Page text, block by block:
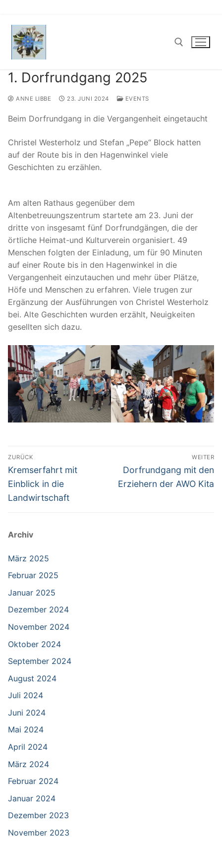
Inhalt
springen
Suchen nach:
1. Dorfrundgang 2025
ANNE LIBBE 23. JUNI 2024 EVENTS
Beim Dorfrundgang in die Vergangenheit eingetaucht
Christel Westerholz und Stefan „Pepe“ Block hatten
auf der Route bis in den Hagenwinkel viele
Geschichten zu erzählen.
Am alten Rathaus gegenüber dem
Altenbetreuungszentrum startete am 23. Juni der
dritte von insgesamt fünf Dorfrundgängen, die der
örtliche Heimat-und Kulturverein organisiert. 49
Menschen folgten der Einladung, um für 90 Minuten
auf einer Route bis in den Hagenwinkel in die
Vergangenheit einzutauchen und mehr über Plätze,
Höfe und Menschen zu erfahren. Viele trugen zur
Ergänzung der Ausführungen von Christel Westerholz
bei. Alte Geschichten wurden erzählt, Neuigkeiten
gesellten sich dazu.
Beitragsnavigation
ZURÜCK
Vorheriger
Beitrag:
Kremserfahrt mit
Einblick in die
Landwirtschaft
WEITER
Nächster
Beitrag:
Dorfrundgang mit den
Erziehern der AWO Kita
Archiv
März 2025
Februar 2025
Januar 2025
Dezember 2024
November 2024
Oktober 2024
September 2024
August 2024
Juli 2024
Juni 2024
Mai 2024
April 2024
März 2024
Februar 2024
Januar 2024
Dezember 2023
November 2023